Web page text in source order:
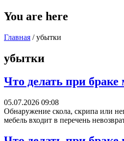
You are here
Главная / убытки
убытки
Что делать при
05.07.2026 09:08
Обнаружение скола, скрипа или
мебель входит в перечень